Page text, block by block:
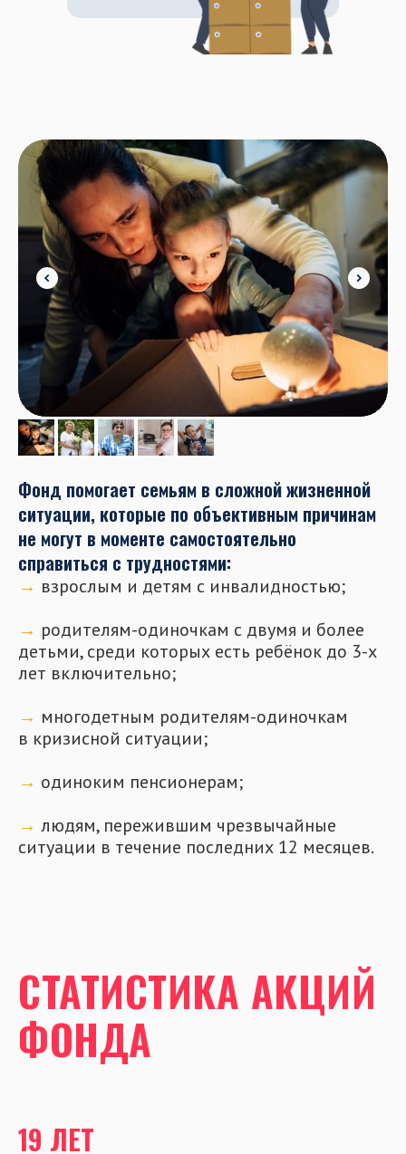
Фонд помогает семьям в сложной жизненной
ситуации, которые по объективным причинам
не могут в моменте самостоятельно
справиться с трудностями:
→ взрослым и детям с инвалидностью;
→ родителям-одиночкам с двумя и более
детьми, среди которых есть ребёнок до 3-х
лет включительно;
→ многодетным родителям-одиночкам
в кризисной ситуации;
→ одиноким пенсионерам;
→ людям, пережившим чрезвычайные
ситуации в течение последних 12 месяцев.
СТАТИСТИКА АКЦИЙ
ФОНДА
19 ЛЕТ